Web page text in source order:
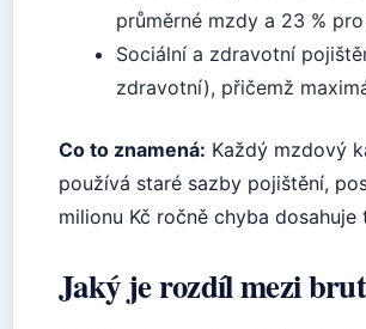
průměrné mzdy a 23 %
Sociální a zdravotní
zdravotní), přičemž
Co to znamená: Každý mzdový
používá staré sazby pojištění,
milionu Kč ročně chyba dosahuje
Jaký je rozdíl mezi